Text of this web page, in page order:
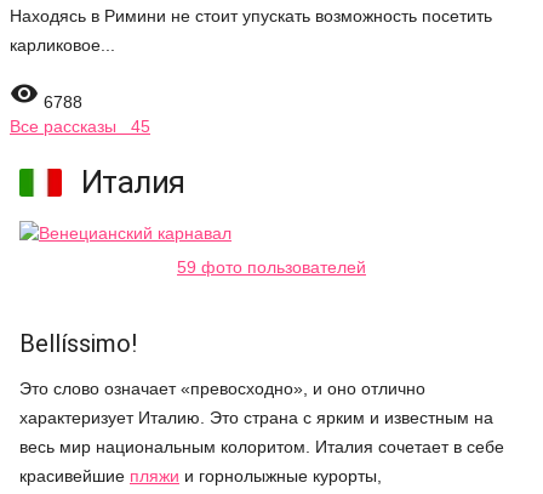
Находясь в Римини не стоит упускать возможность посетить
карликовое...
 6788
Все рассказы 45
Италия
59 фото пользователей
Bellíssimo!
Это слово означает «превосходно», и оно отлично
характеризует Италию. Это страна с ярким и известным на
весь мир национальным колоритом. Италия сочетает в себе
красивейшие пляжи и горнолыжные курорты,